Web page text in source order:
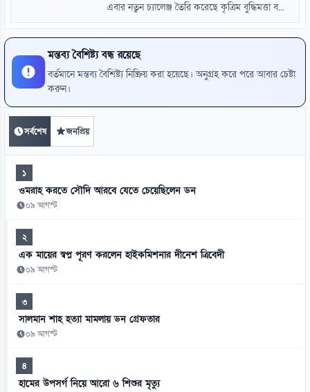
এবার নতুন চ্যালেঞ্জ তৈরি করেছে কৃত্রিম বুদ্ধিমত্তা ব...
মন্তব্য বৈশিষ্ট্য বন্ধ রয়েছে
বর্তমানে মন্তব্য বৈশিষ্ট্য নিষ্ক্রিয় করা হয়েছে। অনুগ্রহ করে পরে আবার চেষ্টা
করুন।
সর্বশেষ জনপ্রিয়
১
ওমরাহ করতে সৌদি আরবে যেতে চেয়েছিলেন ডন
০৯ আগস্ট
২
এক মায়ের স্বপ্ন পূরণ করলেন হাইকমিশনার দীনেশ ত্রিবেদী
০৯ আগস্ট
৩
সালমান শাহ হত্যা মামলায় ডন গ্রেফতার
০৯ আগস্ট
৪
হামের উপসর্গ নিয়ে আরো ৬ শিশুর মৃত্যু